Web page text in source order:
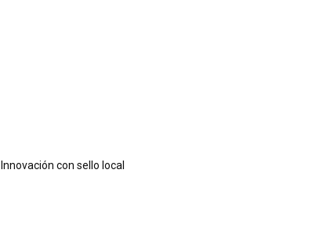
Innovación con sello local